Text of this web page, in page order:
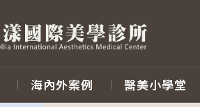
海內外案例 醫美小學堂